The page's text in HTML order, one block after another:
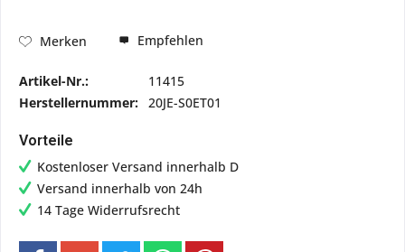
Merken Empfehlen
Artikel-Nr.:
11415
Herstellernummer: 20JE-S0ET01
Vorteile
Kostenloser Versand innerhalb D
Versand innerhalb von 24h
14 Tage Widerrufsrecht